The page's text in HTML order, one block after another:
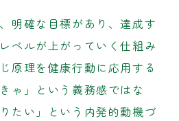
明確な目標があり、達成す
ベルが上がっていく仕組み
原理を健康行動に応用する
ゃ」という義務感ではな
たい」という内発的動機づ